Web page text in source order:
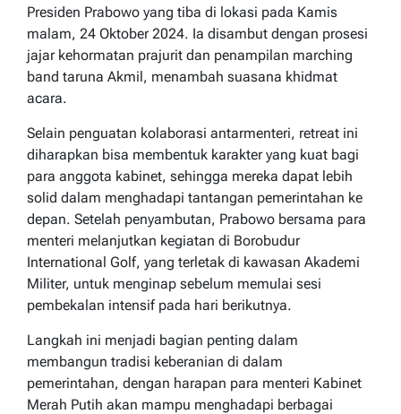
Presiden Prabowo yang tiba di lokasi pada Kamis
malam, 24 Oktober 2024. Ia disambut dengan prosesi
jajar kehormatan prajurit dan penampilan marching
band taruna Akmil, menambah suasana khidmat
acara.
Selain penguatan kolaborasi antarmenteri, retreat ini
diharapkan bisa membentuk karakter yang kuat bagi
para anggota kabinet, sehingga mereka dapat lebih
solid dalam menghadapi tantangan pemerintahan ke
depan. Setelah penyambutan, Prabowo bersama para
menteri melanjutkan kegiatan di Borobudur
International Golf, yang terletak di kawasan Akademi
Militer, untuk menginap sebelum memulai sesi
pembekalan intensif pada hari berikutnya.
Langkah ini menjadi bagian penting dalam
membangun tradisi keberanian di dalam
pemerintahan, dengan harapan para menteri Kabinet
Merah Putih akan mampu menghadapi berbagai